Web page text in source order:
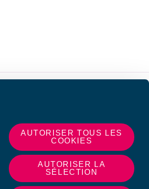
AUTORISER TOUS LES
COOKIES
AUTORISER LA
SÉLECTION